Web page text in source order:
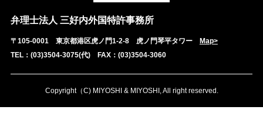
弁理士法人 三好内外国特許事務所
〒105-0001 東京都港区虎ノ門1-2-8 虎ノ門琴平タワー Map>
TEL：(03)3504-3075(代) FAX：(03)3504-3060
Copyright（C) MIYOSHI & MIYOSHI, All right reserved.